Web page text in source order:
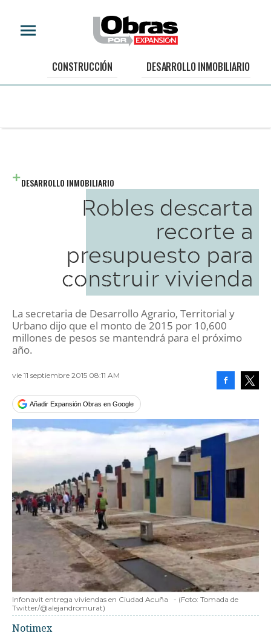
CONSTRUCCIÓN DESARROLLO INMOBILIARIO
DESARROLLO INMOBILIARIO
Robles descarta
recorte a
presupuesto para
construir vivienda
La secretaria de Desarrollo Agrario, Territorial y
Urbano dijo que el monto de 2015 por 10,600
millones de pesos se mantendrá para el próximo
año.
vie 11 septiembre 2015 08:11 AM
Añadir Expansión Obras en Google
Infonavit entrega viviendas en Ciudad Acuña - (Foto: Tomada de
Twitter/@alejandromurat)
Notimex